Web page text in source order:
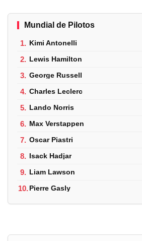
Mundial de Pilotos
1. Kimi Antonelli
2. Lewis Hamilton
3. George Russell
4. Charles Leclerc
5. Lando Norris
6. Max Verstappen
7. Oscar Piastri
8. Isack Hadjar
9. Liam Lawson
10.Pierre Gasly